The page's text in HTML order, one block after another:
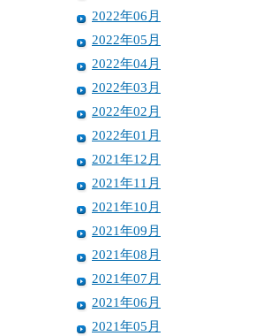
2022年06月
2022年05月
2022年04月
2022年03月
2022年02月
2022年01月
2021年12月
2021年11月
2021年10月
2021年09月
2021年08月
2021年07月
2021年06月
2021年05月